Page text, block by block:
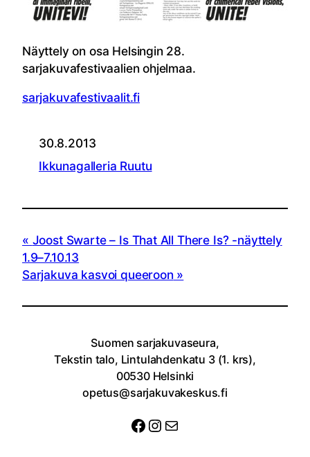
Näyttely on osa Helsingin 28.
sarjakuvafestivaalien ohjelmaa.
sarjakuvafestivaalit.fi
30.8.2013
Ikkunagalleria Ruutu
Joost Swarte – Is That All There Is? -näyttely
1.9–7.10.13
Sarjakuva kasvoi queeroon
Suomen sarjakuvaseura,
Tekstin talo, Lintulahdenkatu 3 (1. krs),
00530 Helsinki
opetus@sarjakuvakeskus.fi
Facebook
Instagram
Sähköposti